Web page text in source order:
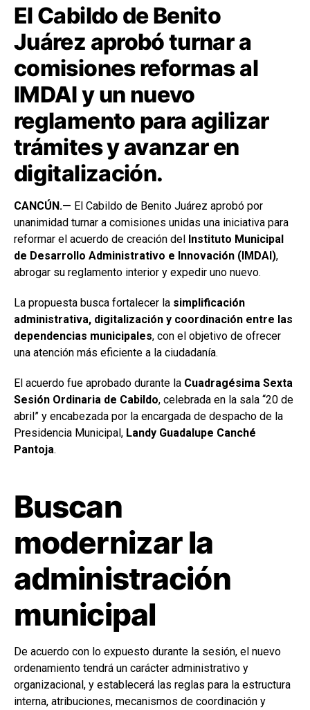
El Cabildo de Benito
Juárez aprobó turnar a
comisiones reformas al
IMDAI y un nuevo
reglamento para agilizar
trámites y avanzar en
digitalización.
CANCÚN.— El Cabildo de Benito Juárez aprobó por
unanimidad turnar a comisiones unidas una iniciativa para
reformar el acuerdo de creación del Instituto Municipal
de Desarrollo Administrativo e Innovación (IMDAI),
abrogar su reglamento interior y expedir uno nuevo.
La propuesta busca fortalecer la simplificación
administrativa, digitalización y coordinación entre las
dependencias municipales, con el objetivo de ofrecer
una atención más eficiente a la ciudadanía.
El acuerdo fue aprobado durante la Cuadragésima Sexta
Sesión Ordinaria de Cabildo, celebrada en la sala “20 de
abril” y encabezada por la encargada de despacho de la
Presidencia Municipal, Landy Guadalupe Canché
Pantoja.
Buscan
modernizar la
administración
municipal
De acuerdo con lo expuesto durante la sesión, el nuevo
ordenamiento tendrá un carácter administrativo y
organizacional, y establecerá las reglas para la estructura
interna, atribuciones, mecanismos de coordinación y